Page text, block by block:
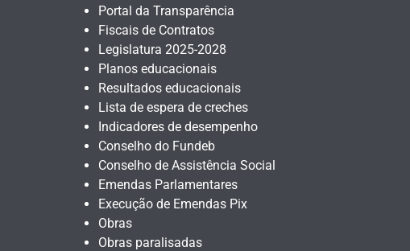
Portal da Transparência
Fiscais de Contratos
Legislatura 2025-2028
Planos educacionais
Resultados educacionais
Lista de espera de creches
Indicadores de desempenho
Conselho do Fundeb
Conselho de Assistência Social
Emendas Parlamentares
Execução de Emendas Pix
Obras
Obras paralisadas